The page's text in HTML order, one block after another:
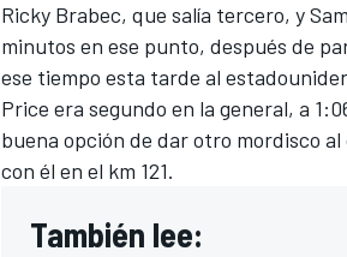
Ricky Brabec, que salía tercero, y
minutos en ese punto, después de
ese tiempo esta tarde al
Price era segundo en la general, a
buena opción de dar otro mordisco
con él en el km 121.
También lee: